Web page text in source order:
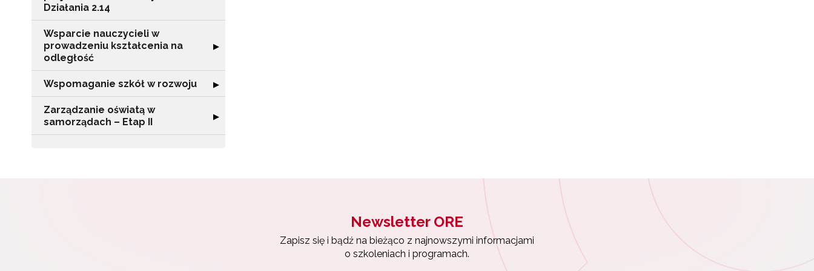
Działania 2.14
Wsparcie nauczycieli w
prowadzeniu kształcenia na
odległość
Rozwiń sekcję "Wsparcie nauczycieli w prowadzeniu kształcenia na odległość"
▶
Wspomaganie szkół w rozwoju Rozwiń sekcję "Wspomaganie szkół w rozwoju"
▶
Zarządzanie oświatą w
samorządach – Etap II
Rozwiń sekcję "Zarządzanie oświatą w samorządach – Etap II"
▶
Newsletter ORE
Zapisz się i bądź na bieżąco z najnowszymi informacjami
o szkoleniach i programach.